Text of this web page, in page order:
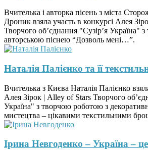
Вчителька і авторка пісень з міста
Дроник взяла участь в конкурсі Алея
Творчого об’єднання "Сузір’я Україна"
авторською піснею “Дозволь мені…”.
Наталія Палієнко та її
Вчителька з Києва Наталія Палієнко
Алея Зірок | Alley of Stars Творчого
Україна" з творчою роботою з
мистецтва – цікавими текстильними
Ірина Невгоденко – Україна –